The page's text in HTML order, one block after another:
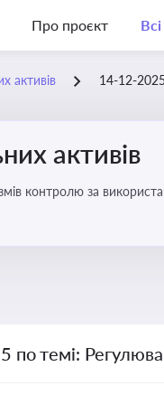
Про проєкт
активів 14-12-
активів
контролю за
темі: